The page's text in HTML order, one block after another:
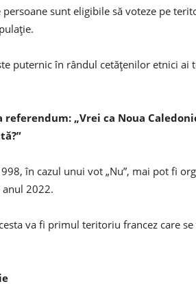
sunt eligibile să voteze pe
puternic în rândul cetățenilor etnici ai
„Vrei ca Noua
în cazul unui vot „Nu”, mai pot fi
2022.
va fi primul teritoriu francez care